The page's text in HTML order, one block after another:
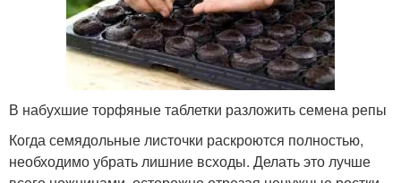
В набухшие торфяные таблетки разложить семена репы
Когда семядольные листочки раскроются полностью,
необходимо убрать лишние всходы. Делать это лучше